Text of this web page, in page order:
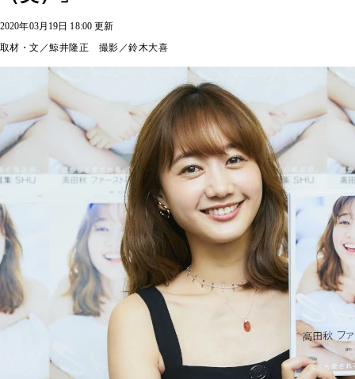
2020年03月19日 18:00 更新
取材・文／鯨井隆正 撮影／鈴木大喜